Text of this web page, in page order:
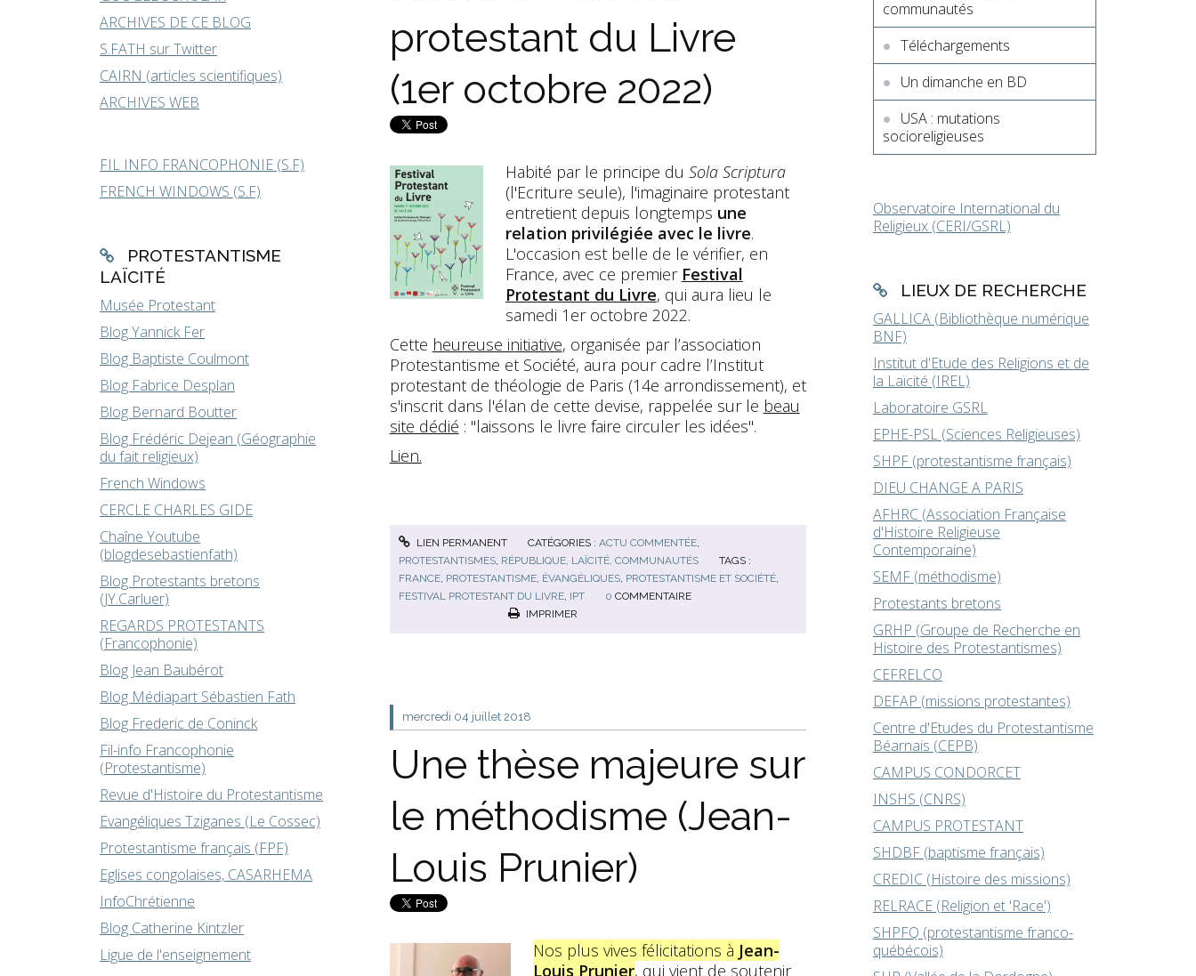
ARCHIVES DE CE BLOG
S.FATH sur Twitter
CAIRN (articles scientifiques)
ARCHIVES WEB
FIL INFO FRANCOPHONIE (S.F)
FRENCH WINDOWS (S.F)
PROTESTANTISME
LAÏCITÉ
Musée Protestant
Blog Yannick Fer
Blog Baptiste Coulmont
Blog Fabrice Desplan
Blog Bernard Boutter
Blog Frédéric Dejean (Géographie
du fait religieux)
French Windows
CERCLE CHARLES GIDE
Chaîne Youtube
(blogdesebastienfath)
Blog Protestants bretons
(JY.Carluer)
REGARDS PROTESTANTS
(Francophonie)
Blog Jean Baubérot
Blog Médiapart Sébastien Fath
Blog Frederic de Coninck
Fil-info Francophonie
(Protestantisme)
Revue d'Histoire du Protestantisme
Evangéliques Tziganes (Le Cossec)
Protestantisme français (FPF)
Eglises congolaises, CASARHEMA
InfoChrétienne
Blog Catherine Kintzler
Ligue de l'enseignement
protestant du Livre
(1er octobre 2022)
Habité par le principe du Sola Scriptura
(l'Ecriture seule), l'imaginaire protestant
entretient depuis longtemps une
relation privilégiée avec le livre.
L'occasion est belle de le vérifier, en
France, avec ce premier Festival
Protestant du Livre, qui aura lieu le
samedi 1er octobre 2022.
Cette heureuse initiative, organisée par l’association
Protestantisme et Société, aura pour cadre l’Institut
protestant de théologie de Paris (14e arrondissement), et
s'inscrit dans l'élan de cette devise, rappelée sur le beau
site dédié : "laissons le livre faire circuler les idées".
Lien.
LIEN PERMANENT CATÉGORIES :ACTU COMMENTÉE,
PROTESTANTISMES, RÉPUBLIQUE, LAÏCITÉ, COMMUNAUTÉS
TAGS :
FRANCE, PROTESTANTISME, ÉVANGÉLIQUES, PROTESTANTISME ET SOCIÉTÉ,
FESTIVAL PROTESTANT DU LIVRE, IPT 0 COMMENTAIRE
IMPRIMER
mercredi 04 juillet 2018
Une thèse majeure sur
le méthodisme (Jean-
Louis Prunier)
Nos plus vives félicitations à Jean-
Louis Prunier, qui vient de soutenir
communautés
Téléchargements
Un dimanche en BD
USA : mutations
socioreligieuses
Observatoire International du
Religieux (CERI/GSRL)
LIEUX DE RECHERCHE
GALLICA (Bibliothèque numérique
BNF)
Institut d'Etude des Religions et de
la Laïcité (IREL)
Laboratoire GSRL
EPHE-PSL (Sciences Religieuses)
SHPF (protestantisme français)
DIEU CHANGE A PARIS
AFHRC (Association Française
d'Histoire Religieuse
Contemporaine)
SEMF (méthodisme)
Protestants bretons
GRHP (Groupe de Recherche en
Histoire des Protestantismes)
CEFRELCO
DEFAP (missions protestantes)
Centre d'Etudes du Protestantisme
Béarnais (CEPB)
CAMPUS CONDORCET
INSHS (CNRS)
CAMPUS PROTESTANT
SHDBF (baptisme français)
CREDIC (Histoire des missions)
RELRACE (Religion et 'Race')
SHPFQ (protestantisme franco-
québécois)